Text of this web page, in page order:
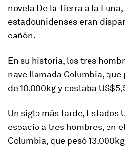
novela De la Tierra a la
estadounidenses eran
cañón.
En su historia, los tres
nave llamada Columbia, que
de 10.000kg y costaba
Un siglo más tarde, Estados
espacio a tres hombres, en
Columbia, que pesó